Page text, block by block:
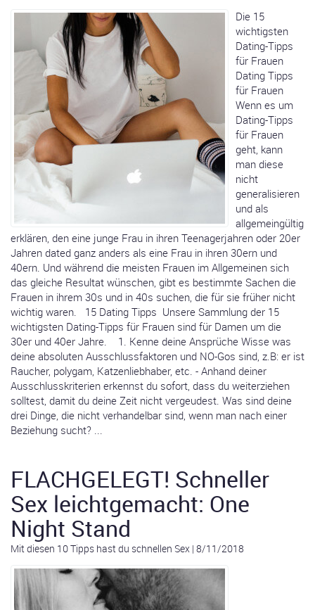
Die 15
wichtigsten
Dating-Tipps
für Frauen
Dating Tipps
für Frauen
Wenn es um
Dating-Tipps
für Frauen
geht, kann
man diese
nicht
generalisieren
und als
allgemeingültig
erklären, den eine junge Frau in ihren Teenagerjahren oder 20er
Jahren dated ganz anders als eine Frau in ihren 30ern und
40ern. Und während die meisten Frauen im Allgemeinen sich
das gleiche Resultat wünschen, gibt es bestimmte Sachen die
Frauen in ihrem 30s und in 40s suchen, die für sie früher nicht
wichtig waren. 15 Dating Tipps Unsere Sammlung der 15
wichtigsten Dating-Tipps für Frauen sind für Damen um die
30er und 40er Jahre. 1. Kenne deine Ansprüche Wisse was
deine absoluten Ausschlussfaktoren und NO-Gos sind, z.B: er ist
Raucher, polygam, Katzenliebhaber, etc. - Anhand deiner
Ausschlusskriterien erkennst du sofort, dass du weiterziehen
solltest, damit du deine Zeit nicht vergeudest. Was sind deine
drei Dinge, die nicht verhandelbar sind, wenn man nach einer
Beziehung sucht? ...
FLACHGELEGT! Schneller
Sex leichtgemacht: One
Night Stand
Mit diesen 10 Tipps hast du schnellen Sex | 8/11/2018